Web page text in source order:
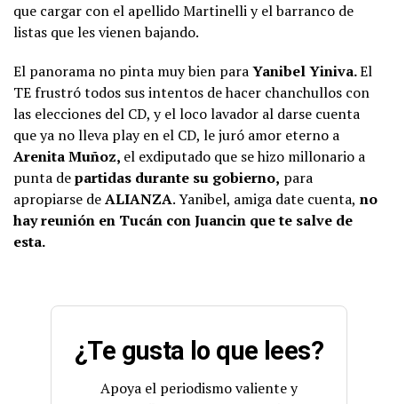
que cargar con el apellido Martinelli y el barranco de
listas que les vienen bajando.
El panorama no pinta muy bien paraYanibel Yiniva.El
TE frustró todos sus intentos de hacer chanchullos con
las elecciones del CD, y el loco lavador al darse cuenta
que ya no lleva play en el CD, le juró amor eterno a
Arenita Muñoz, el exdiputado que se hizo millonario a
punta departidas durante su gobierno, para
apropiarse deALIANZA. Yanibel, amiga date cuenta, no
hay reunión en Tucán con Juancin que te salve de
esta.
¿Te gusta lo que lees?
Apoya el periodismo valiente y